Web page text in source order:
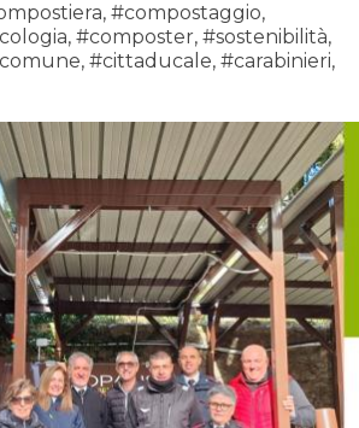
,#compostaggio,
, #composter, #sostenibilità,
, #cittaducale, #carabinieri,